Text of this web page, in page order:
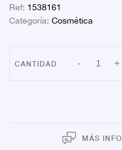
Ref: 1538161
Categoría: Cosmética
- FACTOR+
MÁS INFO